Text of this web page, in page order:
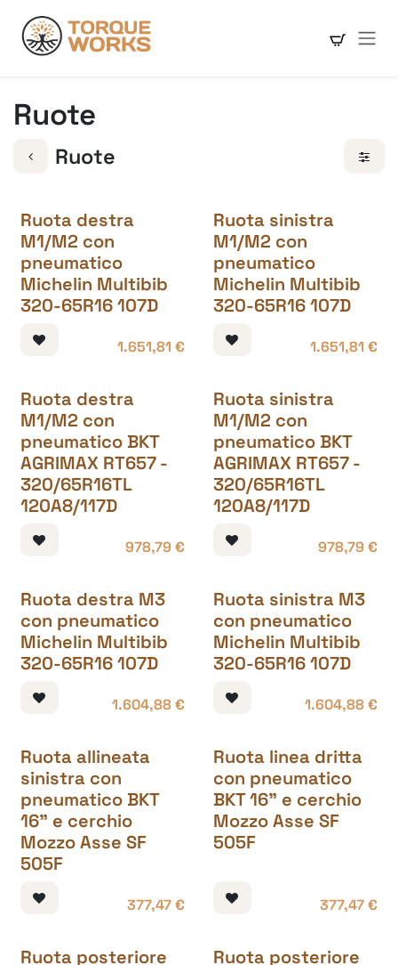
Ruote
Ruote
Ruota destra
M1/M2 con
pneumatico
Michelin Multibib
320-65R16 107D
1.651,81 €
Ruota sinistra
M1/M2 con
pneumatico
Michelin Multibib
320-65R16 107D
1.651,81 €
Ruota destra
M1/M2 con
pneumatico BKT
AGRIMAX RT657 -
320/65R16TL
120A8/117D
978,79 €
Ruota sinistra
M1/M2 con
pneumatico BKT
AGRIMAX RT657 -
320/65R16TL
120A8/117D
978,79 €
Ruota destra M3
con pneumatico
Michelin Multibib
320-65R16 107D
1.604,88 €
Ruota sinistra M3
con pneumatico
Michelin Multibib
320-65R16 107D
1.604,88 €
Ruota allineata
sinistra con
pneumatico BKT
16" e cerchio
Mozzo Asse SF
505F
377,47€
Ruota linea dritta
con pneumatico
BKT 16" e cerchio
Mozzo Asse SF
505F
377,47€
Ruota posteriore
Ruota posteriore